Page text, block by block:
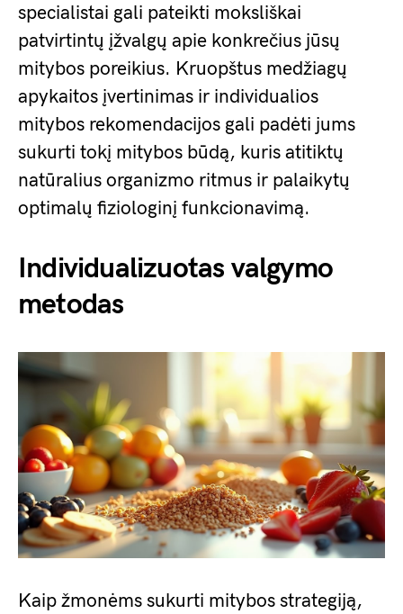
specialistai gali pateikti moksliškai
patvirtintų įžvalgų apie konkrečius jūsų
mitybos poreikius. Kruopštus medžiagų
apykaitos įvertinimas ir individualios
mitybos rekomendacijos gali padėti jums
sukurti tokį mitybos būdą, kuris atitiktų
natūralius organizmo ritmus ir palaikytų
optimalų fiziologinį funkcionavimą.
Individualizuotas valgymo
metodas
Kaip žmonėms sukurti mitybos strategiją,